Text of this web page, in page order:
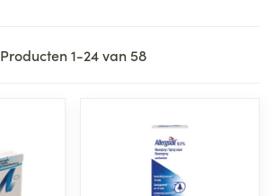
Producten1-24van58